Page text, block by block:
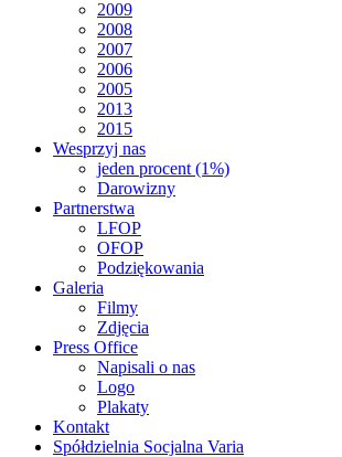
2009
2008
2007
2006
2005
2013
2015
Wesprzyj nas
jeden procent (1%)
Darowizny
Partnerstwa
LFOP
OFOP
Podziękowania
Galeria
Filmy
Zdjęcia
Press Office
Napisali o nas
Logo
Plakaty
Kontakt
Spółdzielnia Socjalna Varia